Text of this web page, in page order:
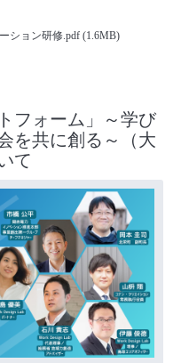
ション研修.pdf (1.6MB)
フォーム」～学び
を共に創る～（大
て